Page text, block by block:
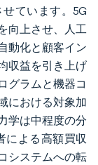
ています。5G
向上させ、人工
動化と顧客イン
収益を引き上げ
グラムと機器コ
における対象加
学は中程度の分
による高額買収
システムへの転